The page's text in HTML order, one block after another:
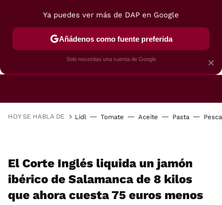
FREIDORAS DE AIRE GUÍAS DE
HOY SE HABLA DE Lidl Tomate Aceite Pasta
El Corte Inglés liquida un jamón
ibérico de Salamanca de 8 kilos
que ahora cuesta 75 euros menos
×
Ya puedes ver más de DAP en Google
Añádenos como fuente preferida
Solo necesitas una cuenta de Google